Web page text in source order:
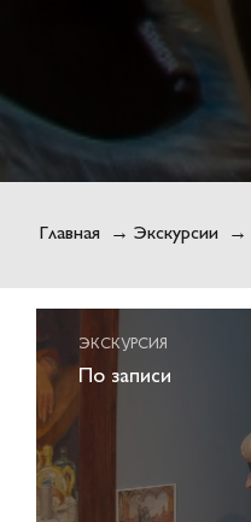
Главная → Экскурсии →
ЭКСКУРСИЯ
По записи